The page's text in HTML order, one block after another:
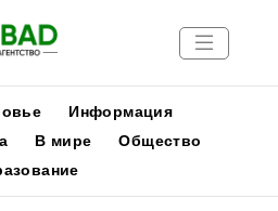
Информация
В мире
Общество